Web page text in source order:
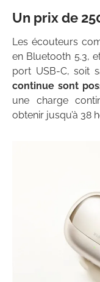
Un prix de
Les écouteurs
en Bluetooth 5.3,
port USB-C, soit
continue sont
une charge
obtenir jusqu’à 38